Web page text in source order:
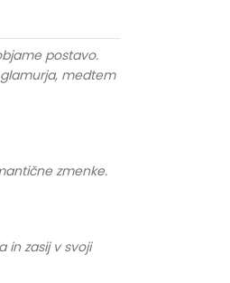
postavo.
medtem
zmenke.
in zasij v svoji